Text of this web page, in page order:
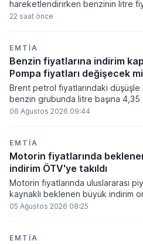
hareketlendirirken benzinin litre
indirim beklenirken artış yansıtılması
dalgalanan küresel piyasalar, iç
akaryakıt tarifelerini doğrudan
22 saat önce
EMTIA
Benzin fiyatlarına indirim
Pompa fiyatları değişecek
Brent petrol fiyatlarındaki düşüşle
benzin grubunda litre başına 4,35
tutarında bir indirim yapılması
planlandığından, nihai kararın
pompa fiyatlarına yansıyıp
netlik kazanacak.
06 Ağustos 2026 09:44
EMTIA
Motorin fiyatlarında
indirim ÖTV'ye takıldı
Motorin fiyatlarında uluslararası
kaynaklı beklenen büyük indirim
netleşirken, hesaplanan tutarın
yansıyan nihai indirim tutarı 1 lira 5
05 Ağustos 2026 08:25
EMTIA